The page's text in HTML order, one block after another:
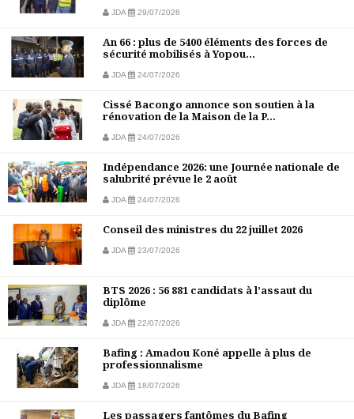
JDA 29/07/2026
An 66 : plus de 5400 éléments des forces de
sécurité mobilisés à Yopou...
JDA 24/07/2026
Cissé Bacongo annonce son soutien à la
rénovation de la Maison de la P...
JDA 24/07/2026
Indépendance 2026: une Journée nationale de
salubrité prévue le 2 août
JDA 24/07/2026
Conseil des ministres du 22 juillet 2026
JDA 23/07/2026
BTS 2026 : 56 881 candidats à l’assaut du
diplôme
JDA 22/07/2026
Bafing : Amadou Koné appelle à plus de
professionnalisme
JDA 18/07/2026
Les passagers fantômes du Bafing